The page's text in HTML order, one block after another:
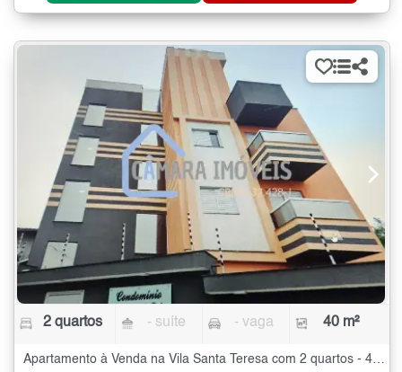
2 quartos - suíte - vaga 40 m²
Apartamento à Venda na Vila Santa Teresa com 2 quartos - 40 m²